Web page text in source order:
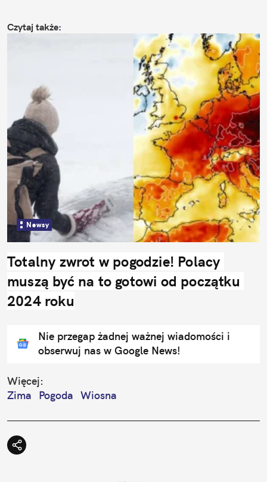
Czytaj także:
Newsy
Totalny zwrot w pogodzie! Polacy
muszą być na to gotowi od początku
2024 roku
Nie przegap żadnej ważnej wiadomości i
obserwuj nas w Google News!
Więcej:
Zima
Pogoda Wiosna